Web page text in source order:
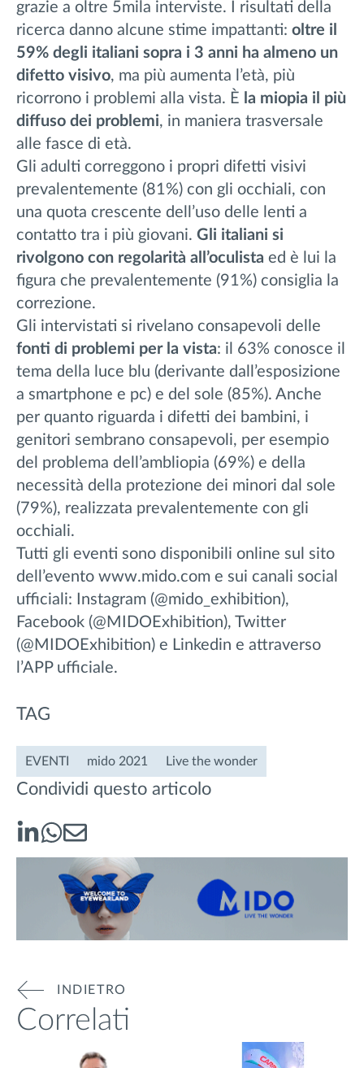
grazie a oltre 5mila interviste. I risultati della
ricerca danno alcune stime impattanti: oltre il
59% degli italiani sopra i 3 anni ha almeno un
difetto visivo, ma più aumenta l’età, più
ricorrono i problemi alla vista. È la miopia il più
diffuso dei problemi, in maniera trasversale
alle fasce di età.
Gli adulti correggono i propri difetti visivi
prevalentemente (81%) con gli occhiali, con
una quota crescente dell’uso delle lenti a
contatto tra i più giovani. Gli italiani si
rivolgono con regolarità all’oculista ed è lui la
figura che prevalentemente (91%) consiglia la
correzione.
Gli intervistati si rivelano consapevoli delle
fonti di problemi per la vista: il 63% conosce il
tema della luce blu (derivante dall’esposizione
a smartphone e pc) e del sole (85%). Anche
per quanto riguarda i difetti dei bambini, i
genitori sembrano consapevoli, per esempio
del problema dell’ambliopia (69%) e della
necessità della protezione dei minori dal sole
(79%), realizzata prevalentemente con gli
occhiali.
Tutti gli eventi sono disponibili online sul sito
dell’evento www.mido.com e sui canali social
ufficiali: Instagram (@mido_exhibition),
Facebook (@MIDOExhibition), Twitter
(@MIDOExhibition) e Linkedin e attraverso
l’APP ufficiale.
TAG
EVENTI mido 2021 Live the wonder
Condividi questo articolo
INDIETRO
Correlati